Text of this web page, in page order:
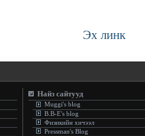
Эх линк
Найз сайтууд
Muggi's blog
B.B-E's blog
Физикийн хичээл
Pressman's Blog